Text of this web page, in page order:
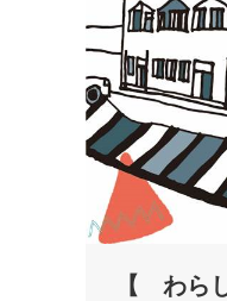
【 わら